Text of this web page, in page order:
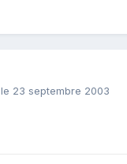
le 23 septembre 2003